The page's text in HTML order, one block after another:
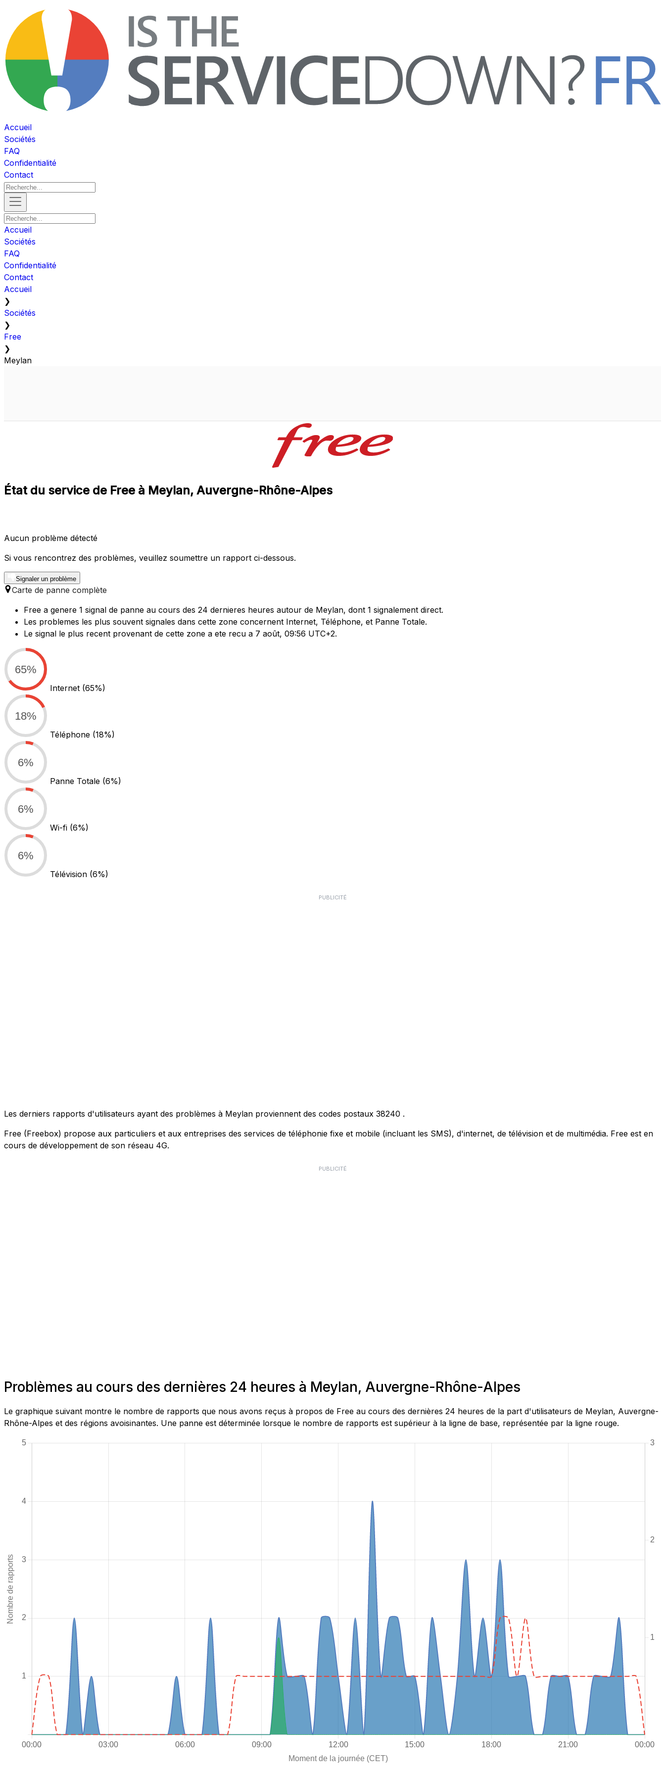
Accueil
Sociétés
FAQ
Confidentialité
Contact
Accueil
Sociétés
FAQ
Confidentialité
Contact
Accueil
❯
Sociétés
❯
Free
❯
Meylan
État du service de Free à Meylan, Auvergne-Rhône-Alpes
Aucun problème détecté
Si vous rencontrez des problèmes, veuillez soumettre un rapport ci-dessous.
Signaler un problème
Carte de panne complète
Free a genere 1 signal de panne au cours des 24 dernieres heures autour de Meylan, dont 1 signalement direct.
Les problemes les plus souvent signales dans cette zone concernent Internet, Téléphone, et Panne Totale.
Le signal le plus recent provenant de cette zone a ete recu a 7 août, 09:56 UTC+2.
65%
Internet (65%)
18%
Téléphone (18%)
6%
Panne Totale (6%)
6%
Wi-fi (6%)
6%
Télévision (6%)
PUBLICITÉ
Les derniers rapports d'utilisateurs ayant des problèmes à Meylan proviennent des codes postaux 38240 .
Free (Freebox) propose aux particuliers et aux entreprises des services de téléphonie fixe et mobile (incluant les SMS), d'internet, de télévision et de multimédia. Free est en
cours de développement de son réseau 4G.
PUBLICITÉ
Problèmes au cours des dernières 24 heures à Meylan, Auvergne-Rhône-Alpes
Le graphique suivant montre le nombre de rapports que nous avons reçus à propos de Free au cours des dernières 24 heures de la part d'utilisateurs de Meylan, Auvergne-
Rhône-Alpes et des régions avoisinantes. Une panne est déterminée lorsque le nombre de rapports est supérieur à la ligne de base, représentée par la ligne rouge.